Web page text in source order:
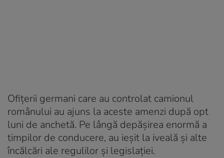
Ofițerii germani care au controlat camionul
românului au ajuns la aceste amenzi după opt
luni de anchetă. Pe lângă depășirea enormă a
timpilor de conducere, au ieșit la iveală și alte
încălcări ale regulilor și legislației.